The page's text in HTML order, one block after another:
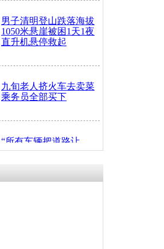
男子清明登山跌落海拔
1050米悬崖被困1天1夜
直升机悬停救起
九旬老人挤火车去卖菜
乘务员全部买下
“所有车辆把道路让
开！”儿童突发疾病交